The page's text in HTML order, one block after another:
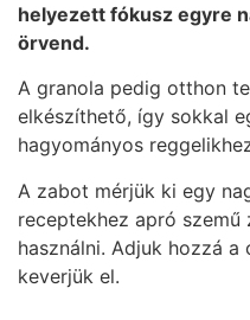
helyezett fókusz egyre
örvend.
A granola pedig otthon
elkészíthető, így sokkal
hagyományos
A zabot mérjük ki egy
receptekhez apró
használni. Adjuk hozzá
keverjük el.